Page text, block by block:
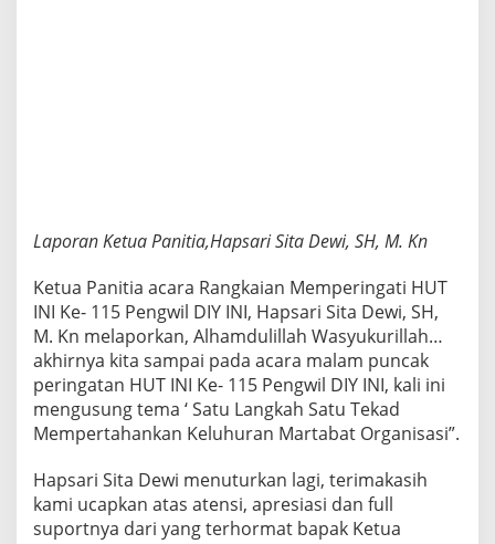
Laporan Ketua Panitia,Hapsari Sita Dewi, SH, M. Kn
Ketua Panitia acara Rangkaian Memperingati HUT
INI Ke- 115 Pengwil DIY INI, Hapsari Sita Dewi, SH,
M. Kn melaporkan, Alhamdulillah Wasyukurillah…
akhirnya kita sampai pada acara malam puncak
peringatan HUT INI Ke- 115 Pengwil DIY INI, kali ini
mengusung tema ‘ Satu Langkah Satu Tekad
Mempertahankan Keluhuran Martabat Organisasi”.
Hapsari Sita Dewi menuturkan lagi, terimakasih
kami ucapkan atas atensi, apresiasi dan full
suportnya dari yang terhormat bapak Ketua